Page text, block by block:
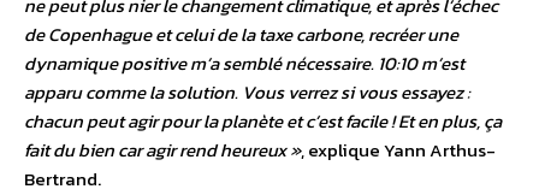
ne peut plus nier le changement climatique, et après l’échec
de Copenhague et celui de la taxe carbone, recréer une
dynamique positive m’a semblé nécessaire. 10:10 m’est
apparu comme la solution. Vous verrez si vous essayez :
chacun peut agir pour la planète et c’est facile ! Et en plus, ça
fait du bien car agir rend heureux », explique Yann Arthus-
Bertrand.